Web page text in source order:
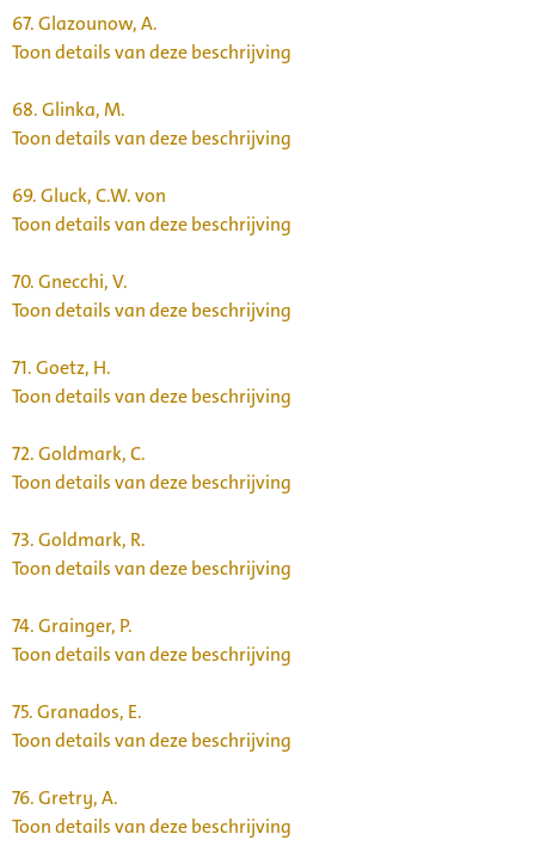
67.Glazounow, A.
Toon details van deze beschrijving
68.Glinka, M.
Toon details van deze beschrijving
69.Gluck, C.W. von
Toon details van deze beschrijving
70.Gnecchi, V.
Toon details van deze beschrijving
71.Goetz, H.
Toon details van deze beschrijving
72.Goldmark, C.
Toon details van deze beschrijving
73.Goldmark, R.
Toon details van deze beschrijving
74.Grainger, P.
Toon details van deze beschrijving
75.Granados, E.
Toon details van deze beschrijving
76.Gretry, A.
Toon details van deze beschrijving